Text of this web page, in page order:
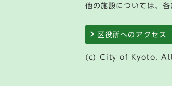
他の施設については、各
区役所へのアクセス
(c) City of Kyoto.